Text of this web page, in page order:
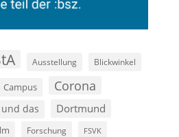
Ausstellung Blickwinkel
Campus Corona
und das Dortmund
Forschung FSVK